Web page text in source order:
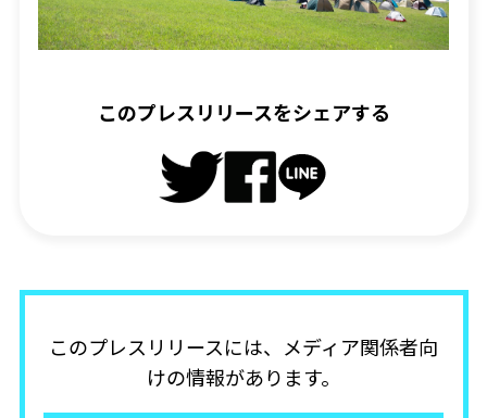
このプレスリリースをシェアする
このプレスリリースには、メディア関係者向
けの情報があります。